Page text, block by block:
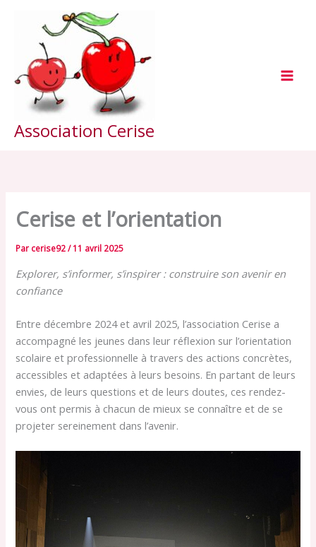
Association Cerise
Cerise et l’orientation
Par cerise92/11 avril 2025
Explorer, s’informer, s’inspirer : construire son avenir en
confiance
Entre décembre 2024 et avril 2025, l’association Cerise a
accompagné les jeunes dans leur réflexion sur l’orientation
scolaire et professionnelle à travers des actions concrètes,
accessibles et adaptées à leurs besoins. En partant de leurs
envies, de leurs questions et de leurs doutes, ces rendez-
vous ont permis à chacun de mieux se connaître et de se
projeter sereinement dans l’avenir.